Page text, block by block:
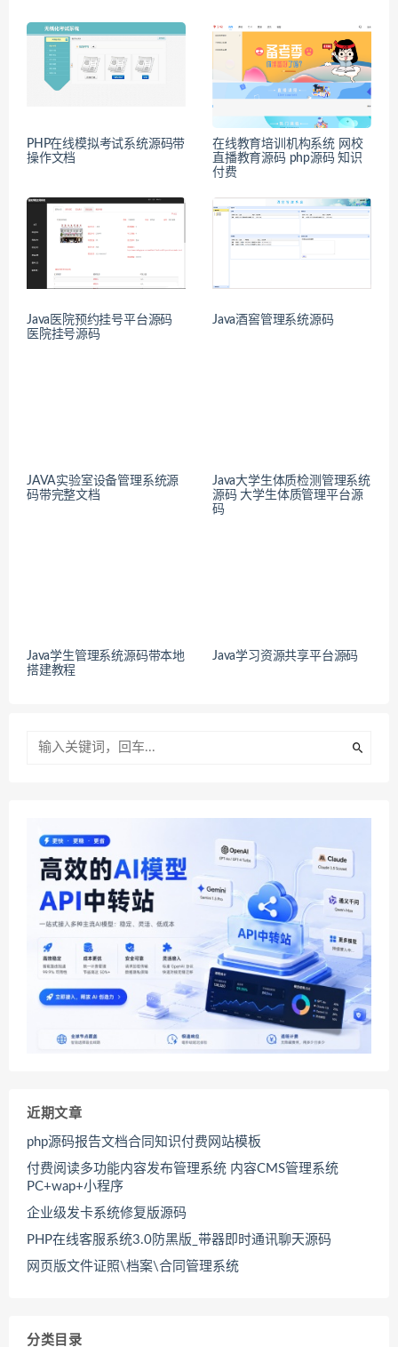
PHP在线模拟考试系统源码带
操作文档
在线教育培训机构系统 网校
直播教育源码 php源码 知识
付费
Java医院预约挂号平台源码
医院挂号源码
Java酒窖管理系统源码
JAVA实验室设备管理系统源
码带完整文档
Java大学生体质检测管理系统
源码 大学生体质管理平台源
码
Java学生管理系统源码带本地
搭建教程
Java学习资源共享平台源码
近期文章
php源码报告文档合同知识付费网站模板
付费阅读多功能内容发布管理系统 内容CMS管理系统
PC+wap+小程序
企业级发卡系统修复版源码
PHP在线客服系统3.0防黑版_带器即时通讯聊天源码
网页版文件证照\档案\合同管理系统
分类目录